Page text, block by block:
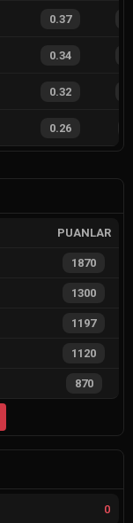
0.37
0.34
0.32
0.26
PUANLAR
1870
1300
1197
1120
870
0